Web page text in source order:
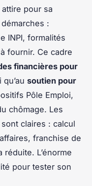
pour sa
:
INPI, formalités
fournir. Ce cadre
financières pour
qu’au soutien pour
Pôle Emploi,
chômage. Les
claires : calcul
franchise de
L’énorme
pour tester son